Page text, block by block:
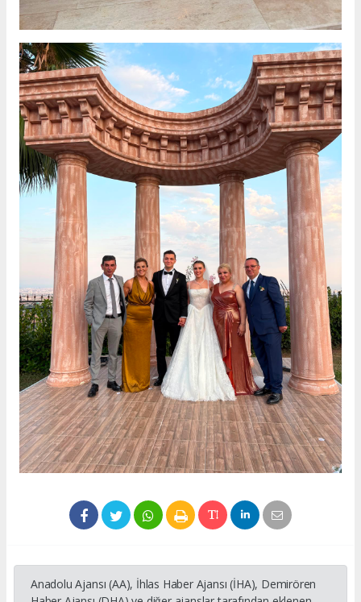
Anadolu Ajansı (AA), İhlas Haber Ajansı (İHA), Demirören